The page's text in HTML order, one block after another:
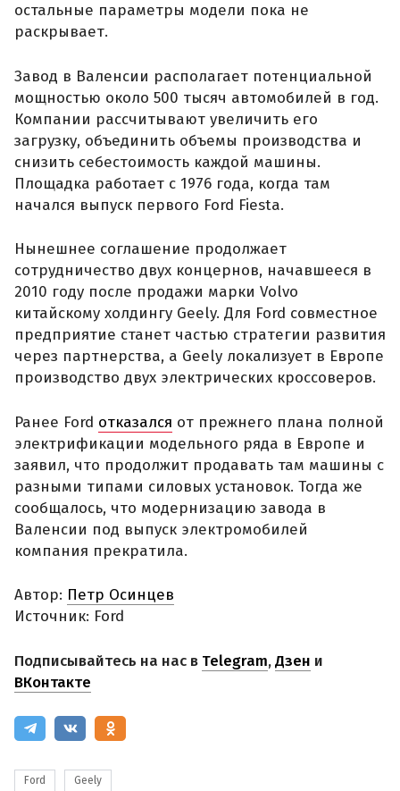
остальные параметры модели пока не
раскрывает.
Завод в Валенсии располагает потенциальной
мощностью около 500 тысяч автомобилей в год.
Компании рассчитывают увеличить его
загрузку, объединить объемы производства и
снизить себестоимость каждой машины.
Площадка работает с 1976 года, когда там
начался выпуск первого Ford Fiesta.
Нынешнее соглашение продолжает
сотрудничество двух концернов, начавшееся в
2010 году после продажи марки Volvo
китайскому холдингу Geely. Для Ford совместное
предприятие станет частью стратегии развития
через партнерства, а Geely локализует в Европе
производство двух электрических кроссоверов.
Ранее Ford отказался от прежнего плана полной
электрификации модельного ряда в Европе и
заявил, что продолжит продавать там машины с
разными типами силовых установок. Тогда же
сообщалось, что модернизацию завода в
Валенсии под выпуск электромобилей
компания прекратила.
Автор: Петр Осинцев
Источник: Ford
Подписывайтесь на нас в Telegram,Дзен и
ВКонтакте
Ford Geely